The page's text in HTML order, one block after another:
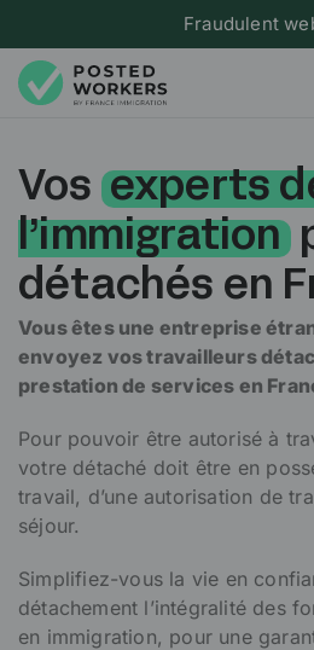
Fraudulent
Vos experts
l’immigration
détachés en
Vous êtes une entreprise
envoyez vos travailleurs
prestation de services en
Pour pouvoir être autorisé à
votre détaché doit être en
travail, d’une autorisation de
séjour.
Simplifiez-vous la vie en
détachement l’intégralité des
en immigration, pour une